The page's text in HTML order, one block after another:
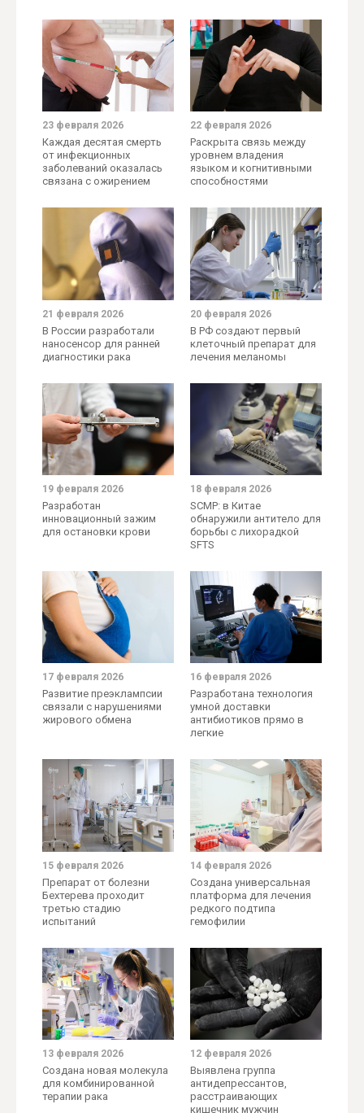
23 февраля 2026
Каждая десятая смерть
от инфекционных
заболеваний оказалась
связана с ожирением
22 февраля 2026
Раскрыта связь между
уровнем владения
языком и когнитивными
способностями
21 февраля 2026
В России разработали
наносенсор для ранней
диагностики рака
20 февраля 2026
В РФ создают первый
клеточный препарат для
лечения меланомы
19 февраля 2026
Разработан
инновационный зажим
для остановки крови
18 февраля 2026
SCMP: в Китае
обнаружили антитело для
борьбы с лихорадкой
SFTS
17 февраля 2026
Развитие преэклампсии
связали с нарушениями
жирового обмена
16 февраля 2026
Разработана технология
умной доставки
антибиотиков прямо в
легкие
15 февраля 2026
Препарат от болезни
Бехтерева проходит
третью стадию
испытаний
14 февраля 2026
Создана универсальная
платформа для лечения
редкого подтипа
гемофилии
13 февраля 2026
Создана новая молекула
для комбинированной
терапии рака
12 февраля 2026
Выявлена группа
антидепрессантов,
расстраивающих
кишечник мужчин